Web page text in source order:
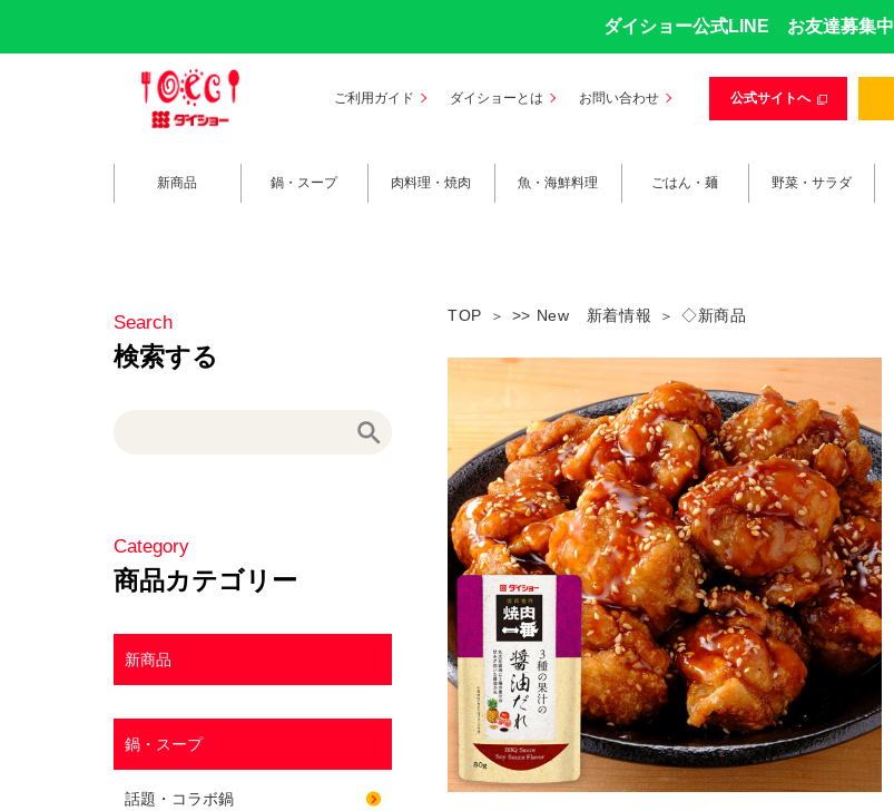
ダイショー公式LINE お友達募集中
ご利用ガイド ダイショーとは お問い合わせ 公式サイトへ
新商品 鍋・スープ 肉料理・焼肉 魚・海鮮料理 ごはん・麺 野菜・サラダ
TOP >> New 新着情報 ◇新商品